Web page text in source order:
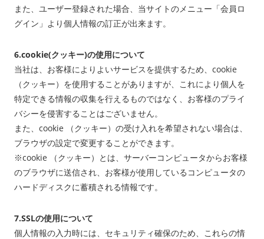
また、ユーザー登録された場合、当サイトのメニュー「会員ロ
グイン」より個人情報の訂正が出来ます。
6.cookie(クッキー)の使用について
当社は、お客様によりよいサービスを提供するため、cookie
（クッキー）を使用することがありますが、これにより個人を
特定できる情報の収集を行えるものではなく、お客様のプライ
バシーを侵害することはございません。
また、cookie （クッキー）の受け入れを希望されない場合は、
ブラウザの設定で変更することができます。
※cookie （クッキー）とは、サーバーコンピュータからお客様
のブラウザに送信され、お客様が使用しているコンピュータの
ハードディスクに蓄積される情報です。
7.SSLの使用について
個人情報の入力時には、セキュリティ確保のため、これらの情